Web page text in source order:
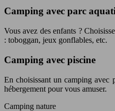
Camping avec parc
Vous avez des enfants ?
: toboggan, jeux gonflables, etc.
Camping avec piscine
En choisissant un camping avec
hébergement pour vous amuser.
Camping nature